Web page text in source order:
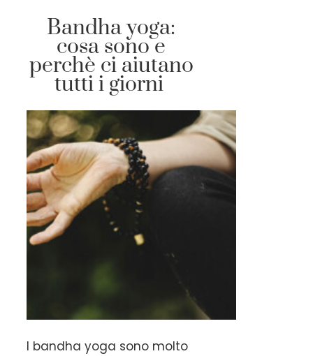
Bandha yoga:
cosa sono e
perchè ci aiutano
tutti i giorni
I bandha yoga sono molto